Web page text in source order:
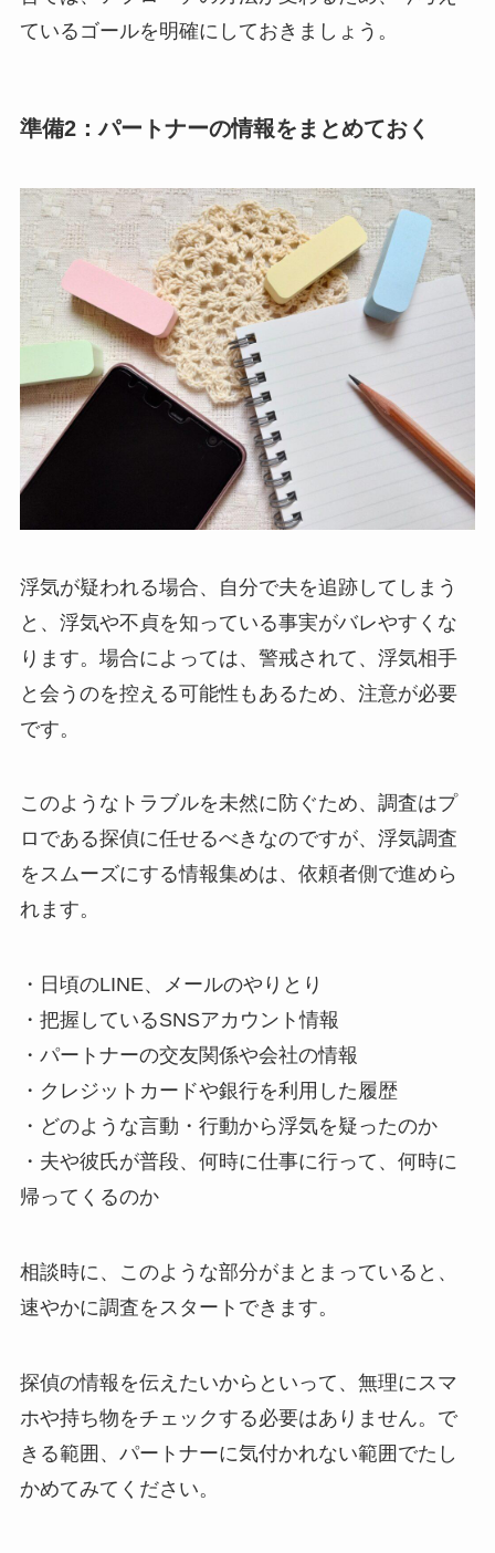
ているゴールを明確にしておきましょう。
準備2：パートナーの情報をまとめておく
浮気が疑われる場合、自分で夫を追跡してしまう
と、浮気や不貞を知っている事実がバレやすくな
ります。場合によっては、警戒されて、浮気相手
と会うのを控える可能性もあるため、注意が必要
です。
このようなトラブルを未然に防ぐため、調査はプ
ロである探偵に任せるべきなのですが、浮気調査
をスムーズにする情報集めは、依頼者側で進めら
れます。
・日頃のLINE、メールのやりとり
・把握しているSNSアカウント情報
・パートナーの交友関係や会社の情報
・クレジットカードや銀行を利用した履歴
・どのような言動・行動から浮気を疑ったのか
・夫や彼氏が普段、何時に仕事に行って、何時に
帰ってくるのか
相談時に、このような部分がまとまっていると、
速やかに調査をスタートできます。
探偵の情報を伝えたいからといって、無理にスマ
ホや持ち物をチェックする必要はありません。で
きる範囲、パートナーに気付かれない範囲でたし
かめてみてください。